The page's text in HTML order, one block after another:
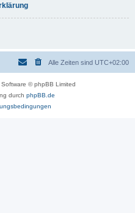
Alle Zeiten sind UTC+02:00
© phpBB Limited
durch phpBB.de